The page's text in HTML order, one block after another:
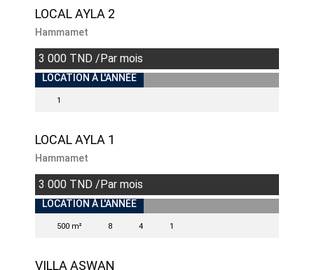
LOCAL AYLA 2
Hammamet
3 000 TND /Par mois
INDISPONIBLE
LOCATION À L'ANNÉE
1
LOCAL AYLA 1
Hammamet
3 000 TND /Par mois
LOCATION À L'ANNÉE
500 m² 8 4 1
VILLA ASWAN